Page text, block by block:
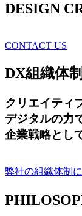
DESIGN
CONTACT US
DX組織体制
クリエイティ
デジタルの力
企業戦略とし
弊社の組織体制